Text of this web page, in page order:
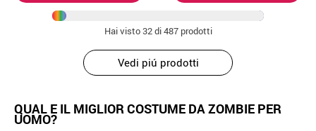
Hai visto32di 487 prodotti
Vedi piú prodotti
QUAL E IL MIGLIOR COSTUME DA ZOMBIE PER
UOMO?